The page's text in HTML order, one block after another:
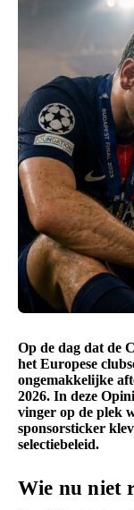
Op de dag dat de
het Europese
ongemakkelijke
2026. In deze
vinger op de plek
sponsorsticker
selectiebeleid.
Wie nu niet